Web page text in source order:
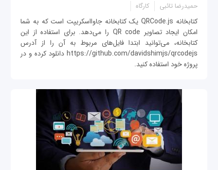
حمیدرضا تائبی کارگاه
کتابخانه QRCode.js یک کتابخانه جاوااسکریپت است که به شما
امکان ایجاد تصاویر QR code را می‌دهد. برای استفاده از این
کتابخانه، می‌توانید ابتدا فایل‌های مربوط به آن را از آدرس
https://github.com/davidshimjs/qrcodejs دانلود کرده و در
پروژه خود استفاده کنید.